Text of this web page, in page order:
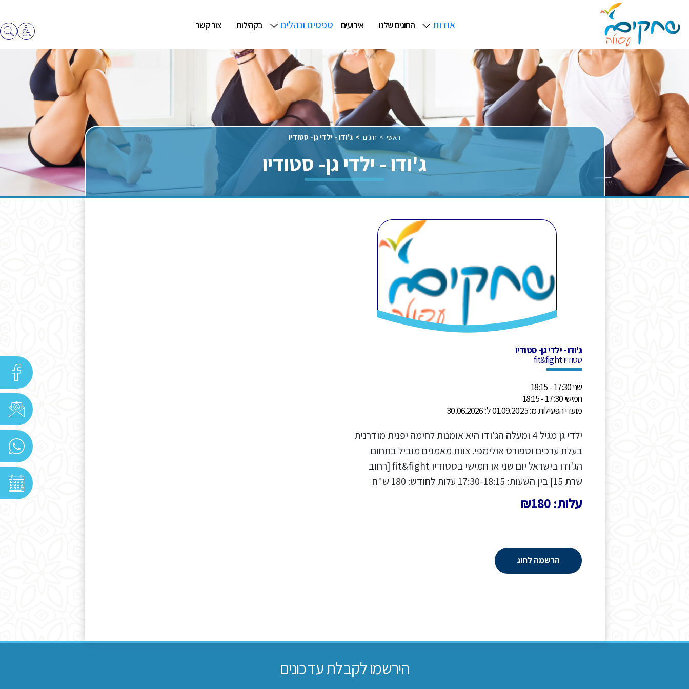
אודות החוגים שלנו אירועים טפסים ונהלים בקהילות צור קשר
ראשי חוגים ג'ודו - ילדי גן- סטודיו
ג'ודו - ילדי גן- סטודיו
ג'ודו - ילדי גן- סטודיו
סטודיו fit&fight
שני 17:30 - 18:15
חמישי 17:30 - 18:15
מועדי הפעילות מ: 01.09.2025 ל: 30.06.2026
ילדי גן מגיל 4 ומעלה הג'ודו היא אומנות לחימה יפנית מודרנית
בעלת ערכים וספורט אולימפי. צוות מאמנים מוביל בתחום
הג'ודו בישראל יום שני או חמישי בסטודיו fit&fight [רחוב
שרת 15] בין השעות: 17:30-18:15 עלות לחודש: 180 ש"ח
עלות: ₪180
הרשמה לחוג
הירשמו לקבלת עדכונים